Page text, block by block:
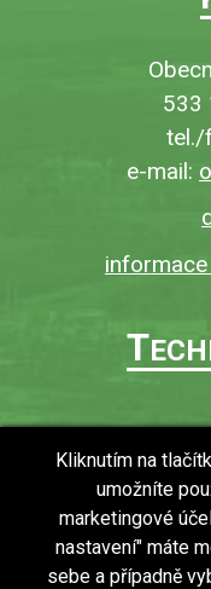
533
tel./
e-mail:
T
Povinně
Ochrana
Kliknutím na
umožníte
marketingové
nastavení" máte
sebe a případně